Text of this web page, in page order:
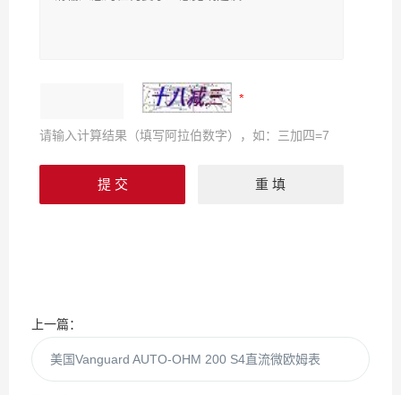
请输入计算结果（填写阿拉伯数字），如：三加四=7
上一篇：
美国Vanguard AUTO-OHM 200 S4直流微欧姆表